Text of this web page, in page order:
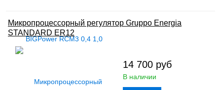
Микропроцессорный регулятор Gruppo Energia
STANDARD ER12
14 700 руб
В наличии